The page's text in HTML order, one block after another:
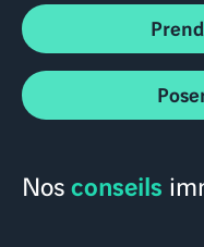
Nosconseils